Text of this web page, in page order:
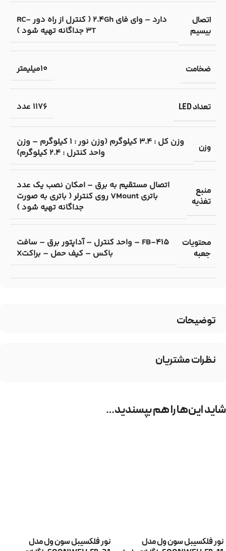
توضیحات
اتصال
بیسیم
دارد – وای فای 2.4Gh ( کنترل از راه دور RC-
3T جداگانه تهیه شود )
ضخامت 10میلیمتر
تعداد LED 1176 عدد
وزن
وزن کل : 3.4 کیلوگرم (وزن نور : 1 کیلوگرم – وزن
واحد کنترل : 2.4 کیلوگرم)
منبع
تغذیه
اتصال مستقیم به برق – امکان نصب یک عدد
باتری VMount روی کنترلر ( باتری به صورت
جداگانه تهیه شود )
محتویات
جعبه
FB-415 – واحد کنترل – آداپتور برق – سافت
باکس – کیف حمل – براکتX
نظرات مشتریان
شاید این‌ها را هم بپسندید…
نور فلکسیبل سون ول مدل
نور فلکسیبل سون ول مدل